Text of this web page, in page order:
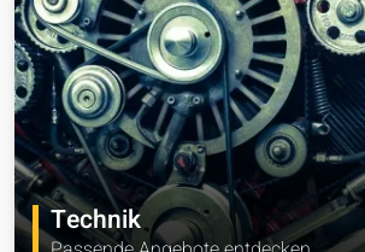
Technik